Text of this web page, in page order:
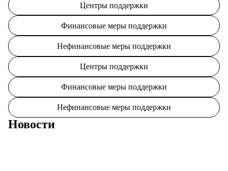
Центры поддержки
Финансовые меры поддержки
Нефинансовые меры поддержки
Центры поддержки
Финансовые меры поддержки
Нефинансовые меры поддержки
Новости